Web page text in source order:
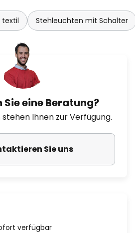
Stehleuchten mit Schalter
Sie eine Beratung?
Ihnen zur Verfügung.
Sie uns
verfügbar